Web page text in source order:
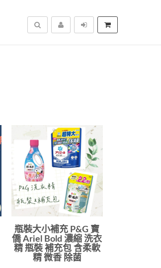
搜尋
瓶裝大小補充 P&G 寶
僑 Ariel Bold 濃縮 洗衣
精 瓶裝 補充包 含柔軟
精 微香 除菌